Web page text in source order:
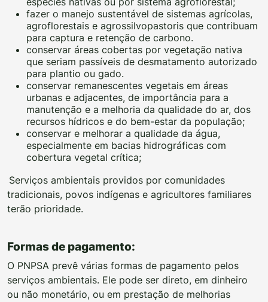
fazer o manejo sustentável de sistemas agrícolas,
agroflorestais e agrossilvopastoris que contribuam
para captura e retenção de carbono.
conservar áreas cobertas por vegetação nativa
que seriam passíveis de desmatamento autorizado
para plantio ou gado.
conservar remanescentes vegetais em áreas
urbanas e adjacentes, de importância para a
manutenção e a melhoria da qualidade do ar, dos
recursos hídricos e do bem-estar da população;
conservar e melhorar a qualidade da água,
especialmente em bacias hidrográficas com
cobertura vegetal crítica;
Serviços ambientais providos por comunidades
tradicionais, povos indígenas e agricultores familiares
terão prioridade.
Formas de pagamento:
O PNPSA prevê várias formas de pagamento pelos
serviços ambientais. Ele pode ser direto, em dinheiro
ou não monetário, ou em prestação de melhorias